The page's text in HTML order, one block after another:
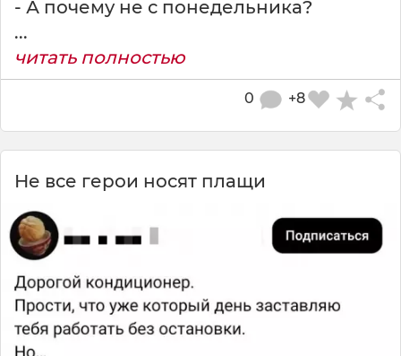
- А почему не с понедельника?
...
читать полностью
+8
0
Не все герои носят плащи